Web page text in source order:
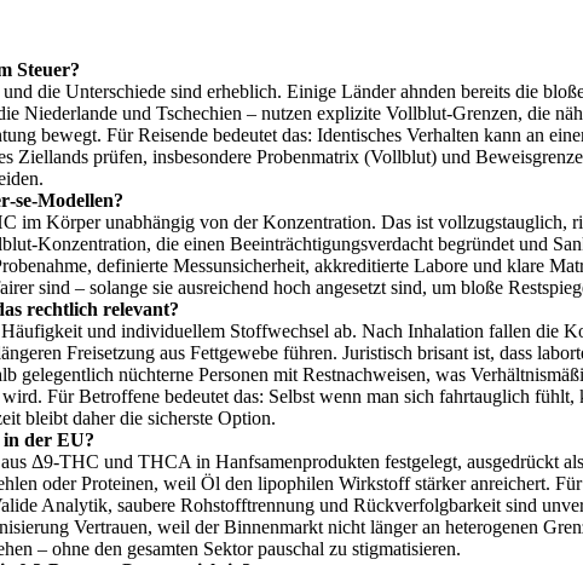
Steuer?
die Unterschiede sind erheblich. Einige Länder ahnden bereits die
Niederlande und Tschechien – nutzen explizite Vollblut‑Grenzen, die
bewegt. Für Reisende bedeutet das: Identisches Verhalten kann an
Ziellands prüfen, insbesondere Probenmatrix (Vollblut) und
im Körper unabhängig von der Konzentration. Das ist vollzugstauglich,
die einen Beeinträchtigungsverdacht begründet und
definierte Messunsicherheit, akkreditierte Labore und klare
sind – solange sie ausreichend hoch angesetzt sind, um bloße
rechtlich relevant?
und individuellem Stoffwechsel ab. Nach Inhalation fallen die
Freisetzung aus Fettgewebe führen. Juristisch brisant ist, dass
gelegentlich nüchterne Personen mit Restnachweisen, was
Für Betroffene bedeutet das: Selbst wenn man sich fahrtauglich
bleibt daher die sicherste Option.
in der EU?
Δ9‑THC und THCA in Hanfsamenprodukten festgelegt, ausgedrückt
oder Proteinen, weil Öl den lipophilen Wirkstoff stärker anreichert.
Analytik, saubere Rohstofftrennung und Rückverfolgbarkeit sind
Vertrauen, weil der Binnenmarkt nicht länger an heterogenen
– ohne den gesamten Sektor pauschal zu stigmatisieren.